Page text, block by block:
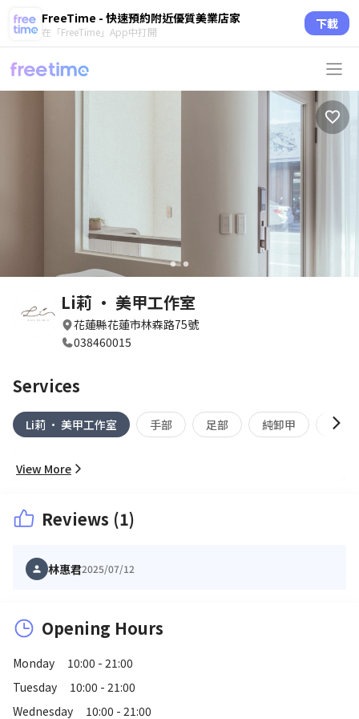
FreeTime - 快速預約附近優質美業店家
在「FreeTime」App中打開 下載
circle circle
Li莉 • 美甲工作室
花蓮縣花蓮市林森路75號
038460015
Services
Li莉 • 美甲工作室 手部 足部 純卸甲 保養
View More
Reviews (1)
林惠君2025/07/12
Opening Hours
Monday
10:00 - 21:00
Tuesday
10:00 - 21:00
Wednesday
10:00 - 21:00